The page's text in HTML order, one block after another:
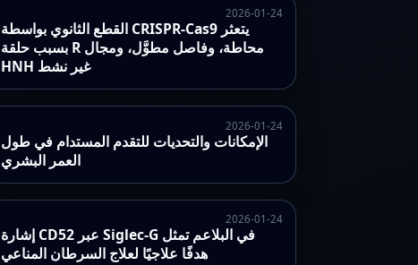
2026-01-24
القطع الثانوي بواسطة CRISPR-Cas9 يتعثر
بسبب حلقة R محاطة، وفاصل مطوَّل، ومجال
HNH غير نشط
2026-01-24
الإمكانات والتحديات للتقدم المستدام في طول
العمر البشري
2026-01-24
إشارة CD52 عبر Siglec-G في البلاعم تمثل
هدفًا علاجيًا لعلاج السرطان المناعي